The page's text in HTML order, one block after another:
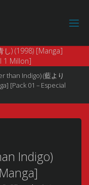
than Indigo) (藍より
[Pack 01 – Especial
Indigo)